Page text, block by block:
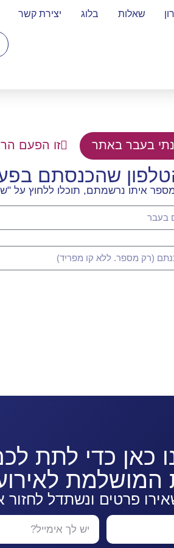
שאלות בלוג יצירת קשר
בעבר באתר זו הפעם
שהכנסתם
איתו נרשמתם, תוכלו ללחוץ על
כאן כדי לתת
פרטים ונשתדל לחזור